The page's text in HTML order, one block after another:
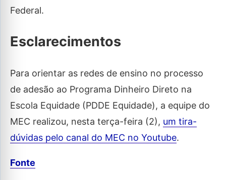
Federal.
Esclarecimentos
Para orientar as redes de ensino no processo
de adesão ao Programa Dinheiro Direto na
Escola Equidade (PDDE Equidade), a equipe do
MEC realizou, nesta terça-feira (2), um tira-
dúvidas pelo canal do MEC no Youtube.
Fonte